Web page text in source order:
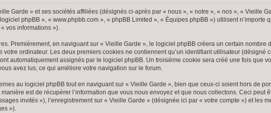
Garde » et ses sociétés affiliées (désignés ci-après par « nous », « notre », « nos », « Vieille
phpBB », « www.phpbb.com », « phpBB Limited », « Équipes phpBB ») utilisent n’importe
vos informations »).
Premièrement, en naviguant sur « Vieille Garde », le logiciel phpBB créera un certain
votre ordinateur. Les deux premiers cookies ne contiennent qu’un identifiant utilisateur
automatiquement assignés par le logiciel phpBB. Un troisième cookie sera créé une fois que
avez lus, ce qui améliore votre navigation sur le forum.
au logiciel phpBB tout en naviguant sur « Vieille Garde », bien que ceux-ci soient hors de
est de récupérer l’information que vous nous envoyez et que nous collectons. Ceci peut
invités »), l’enregistrement sur « Vieille Garde » (désignée ici par « votre compte ») et les
»).